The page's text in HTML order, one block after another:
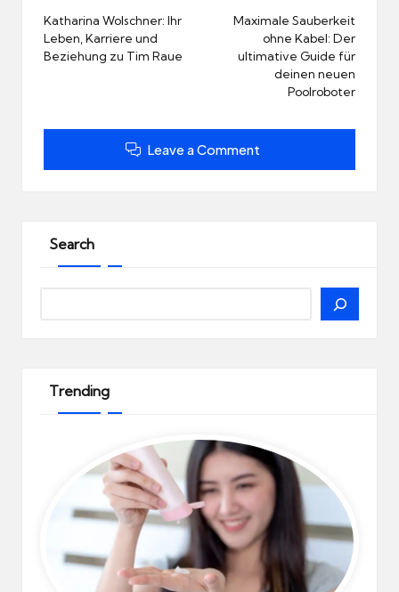
navigation
Katharina Wolschner: Ihr
Leben, Karriere und
Beziehung zu Tim Raue
Maximale Sauberkeit
ohne Kabel: Der
ultimative Guide für
deinen neuen
Poolroboter
Leave a Comment
Search
Trending